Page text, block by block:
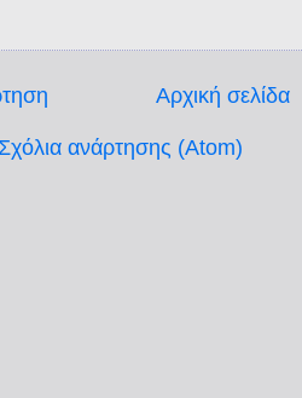
Αρχική σελίδα
Σχόλια ανάρτησης (Atom)